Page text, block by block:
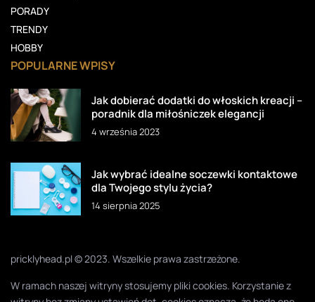
PORADY
TRENDY
HOBBY
POPULARNE WPISY
Jak dobierać dodatki do włoskich kreacji –
poradnik dla miłośniczek elegancji
4 września 2023
Jak wybrać idealne soczewki kontaktowe
dla Twojego stylu życia?
14 sierpnia 2025
pricklyhead.pl © 2023. Wszelkie prawa zastrzeżone.
W ramach naszej witryny stosujemy pliki cookies. Korzystanie z